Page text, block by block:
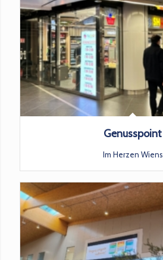
Genusspoint
Im Herzen Wiens